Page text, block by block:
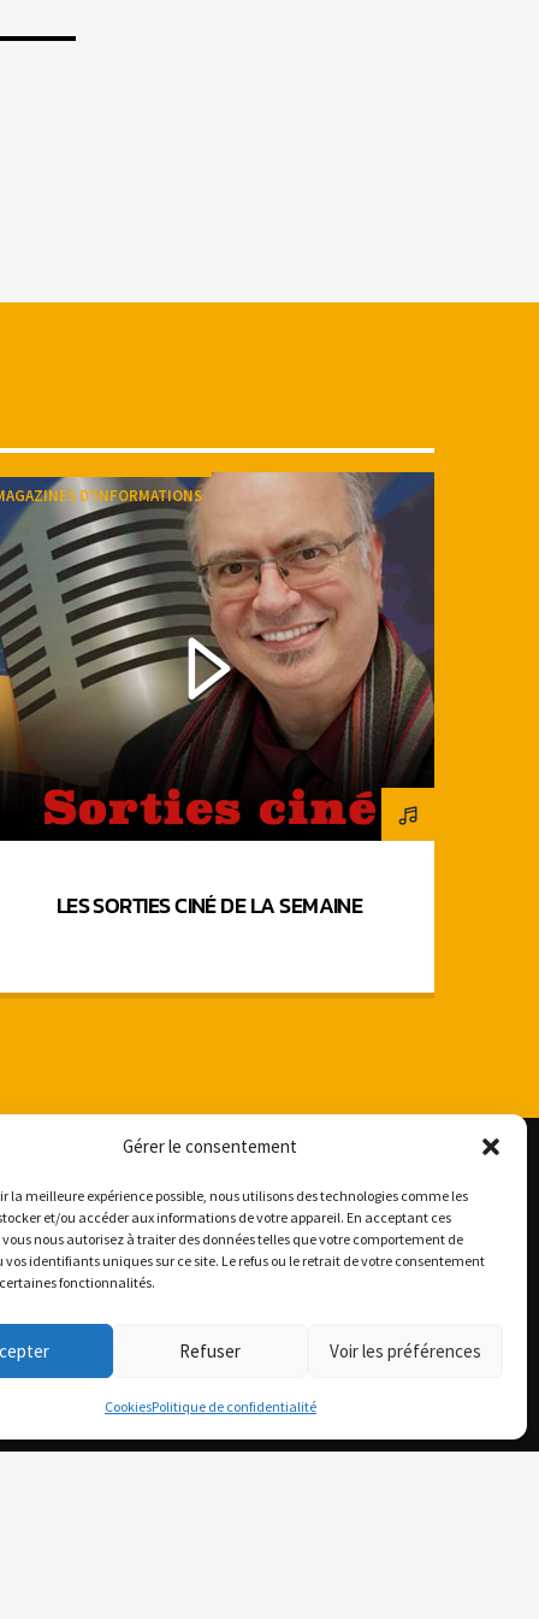
Gérer le consentement
la meilleure expérience possible, nous utilisons des technologies comme les
et/ou accéder aux informations de votre appareil. En acceptant ces
nous autorisez à traiter des données telles que votre comportement de
identifiants uniques sur ce site. Le refus ou le retrait de votre consentement
fonctionnalités.
Refuser Voir les préférences
CookiesPolitique de confidentialité
D'INFORMATIONS
LES SORTIES CINÉ DE LA SEMAINE
SUIVEZ-NOUS